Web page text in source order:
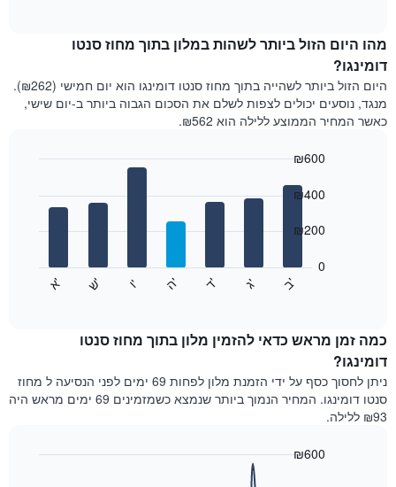
מחיר
הממוצע
של
חדר
בכל
חודש
המציגים
התרשים
המציגים
את
המחיר
הממוצע
של
מהו היום הזול ביותר לשהות במלון בתוך מחוז סנטו
דומינגו?
היום הזול ביותר לשהייה בתוך מחוז סנטו דומינגו הוא יום חמישי (₪262).
מנגד, נוסעים יכולים לצפות לשלם את הסכום הגבוה ביותר ב-יום שישי,
כאשר המחיר הממוצע ללילה הוא ₪562.
התרשים
מחיר
הממוצע
של
חדר
לכל
יום
התרשים
ב
' ג
' ד
' ה
' ו
' ש
' א
'
0
₪200
₪400
₪600
כמה זמן מראש כדאי להזמין מלון בתוך מחוז סנטו
דומינגו?
ניתן לחסוך כסף על ידי הזמנת מלון לפחות 69 ימים לפני הנסיעה ל מחוז
סנטו דומינגו. המחיר הנמוך ביותר שנמצא כשמזמינים 69 ימים מראש היה
₪93 ללילה.
₪600